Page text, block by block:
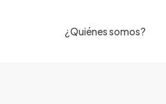
¿Quiénes somos?